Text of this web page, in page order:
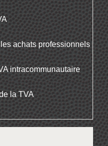
achats professionnels
intracommunautaire
la TVA